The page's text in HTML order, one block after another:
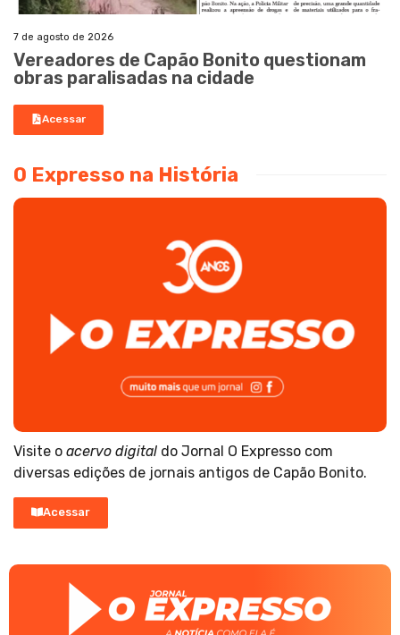
7 de agosto de 2026
Vereadores de Capão Bonito questionam
obras paralisadas na cidade
Acessar
O Expresso na História
Visite o acervo digital do Jornal O Expresso com
diversas edições de jornais antigos de Capão Bonito.
Acessar